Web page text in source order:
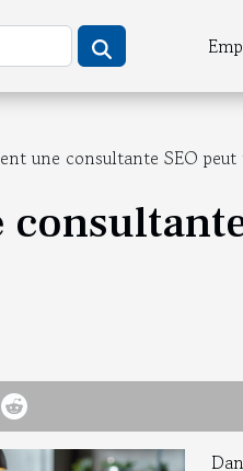
une consultante SEO